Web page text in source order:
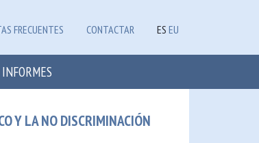
FRECUENTES CONTACTAR ES EU
Y LA NO DISCRIMINACIÓN